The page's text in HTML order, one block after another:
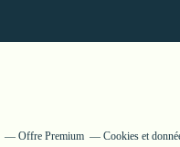
Offre Premium Cookies et